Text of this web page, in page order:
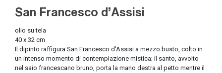
San Francesco d'Assisi
olio su tela
40 x 32 cm
Il dipinto raffigura San Francesco d'Assisi a mezzo busto, colto in
un intenso momento di contemplazione mistica; il santo, avvolto
nel saio francescano bruno, porta la mano destra al petto mentre il